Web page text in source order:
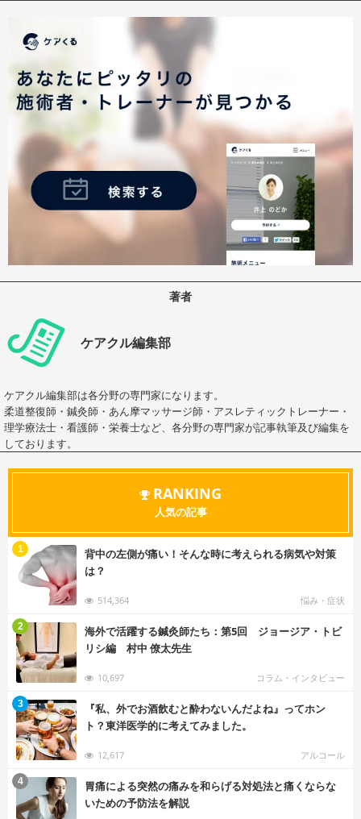
著者
ケアクル編集部
ケアクル編集部は各分野の専門家になります。
柔道整復師・鍼灸師・あん摩マッサージ師・アスレティックトレーナー・
理学療法士・看護師・栄養士など、各分野の専門家が記事執筆及び編集を
しております。
RANKING
人気の記事
背中の左側が痛い！そんな時に考えられる病気や対策
は？
514,364 悩み・症状
1
海外で活躍する鍼灸師たち：第5回 ジョージア・トビ
リシ編 村中 僚太先生
10,697 コラム・インタビュー
2
『私、外でお酒飲むと酔わないんだよね』ってホン
ト？東洋医学的に考えてみました。
12,617 アルコール
3
胃痛による突然の痛みを和らげる対処法と痛くならな
いための予防法を解説
4